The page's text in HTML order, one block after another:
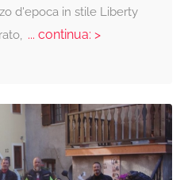
d'epoca in stile Liberty
... continua: >